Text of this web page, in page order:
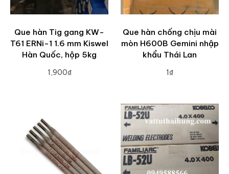
Que hàn Tig gang KW-
T61 ERNi-1 1.6 mm Kiswel
Hàn Quốc, hộp 5kg
1,900₫
Que hàn chống chịu mài
mòn H600B Gemini nhập
khẩu Thái Lan
1₫